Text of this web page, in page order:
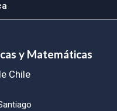
y Matemáticas
Chile